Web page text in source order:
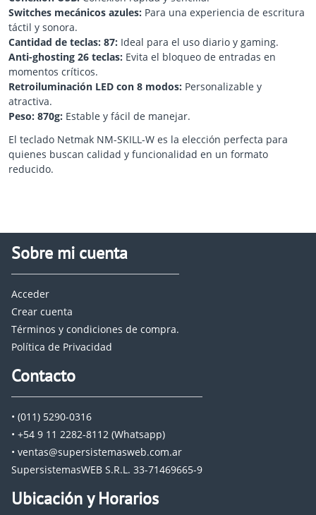
Switches mecánicos azules: Para una experiencia de escritura
táctil y sonora.
Cantidad de teclas: 87: Ideal para el uso diario y gaming.
Anti-ghosting 26 teclas: Evita el bloqueo de entradas en
momentos críticos.
Retroiluminación LED con 8 modos: Personalizable y
atractiva.
Peso: 870g: Estable y fácil de manejar.
El teclado Netmak NM-SKILL-W es la elección perfecta para
quienes buscan calidad y funcionalidad en un formato
reducido.
Sobre mi cuenta
Acceder
Crear cuenta
Términos y condiciones de compra.
Política de Privacidad
Contacto
• (011) 5290-0316
• +54 9 11 2282-8112 (Whatsapp)
• ventas@supersistemasweb.com.ar
SupersistemasWEB S.R.L. 33-71469665-9
Ubicación y Horarios